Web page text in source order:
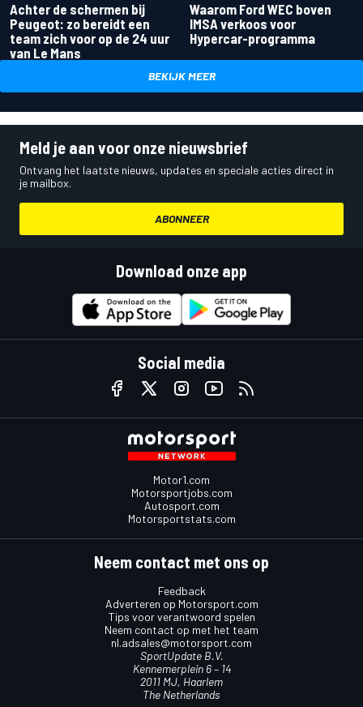
Achter de schermen bij
Peugeot: zo bereidt een
team zich voor op de 24 uur
van Le Mans
Waarom Ford WEC boven
IMSA verkoos voor
Hypercar-programma
BEKIJK MEER
Meld je aan voor onze nieuwsbrief
Ontvang het laatste nieuws, updates en speciale acties direct in
je mailbox.
ABONNEER
Download onze app
Social media
Motor1.com
Motorsportjobs.com
Autosport.com
Motorsportstats.com
Neem contact met ons op
Feedback
Adverteren op Motorsport.com
Tips voor verantwoord spelen
Neem contact op met het team
nl.adsales@motorsport.com
SportUpdate B.V.
Kennemerplein 6 – 14
2011 MJ, Haarlem
The Netherlands